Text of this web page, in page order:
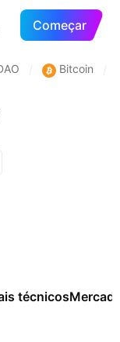
Começar
Bitcoin
técnicos